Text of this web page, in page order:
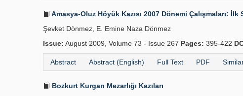
Amasya-Oluz Höyük Kazısı 2007 Dönemi Çalışmaları: İlk
Şevket Dönmez, E. Emine Naza Dönmez
Issue: August 2009, Volume 73 - Issue 267 Pages: 395-422
Abstract Abstract (English) Full Text PDF
Bozkurt Kurgan Mezarlığı Kazıları